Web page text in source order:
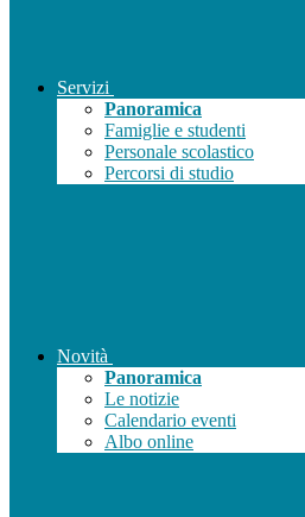
Servizi
Panoramica
Famiglie e studenti
Personale scolastico
Percorsi di studio
Novità
Panoramica
Le notizie
Calendario eventi
Albo online